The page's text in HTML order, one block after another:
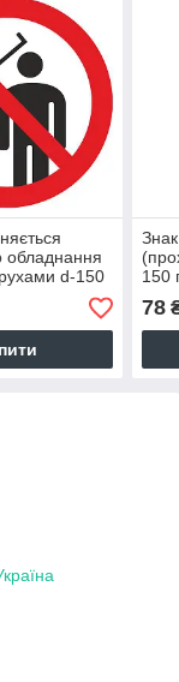
обладнання
d-150
150
78